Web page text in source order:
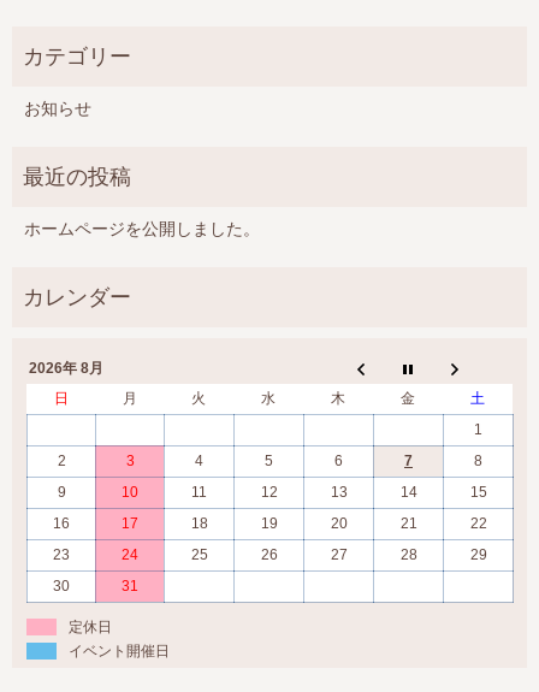
お知らせ
ホームページを公開しました。
2026年 8月
日
月 火 水 木 金
土
1
2
3 4 5 6 7
8
9
10 11 12 13 14
15
16
17 18 19 20 21
22
23
24 25 26 27 28
29
30
31
定休日
イベント開催日